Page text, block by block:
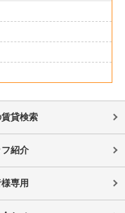
貸検索
フ紹介
専用